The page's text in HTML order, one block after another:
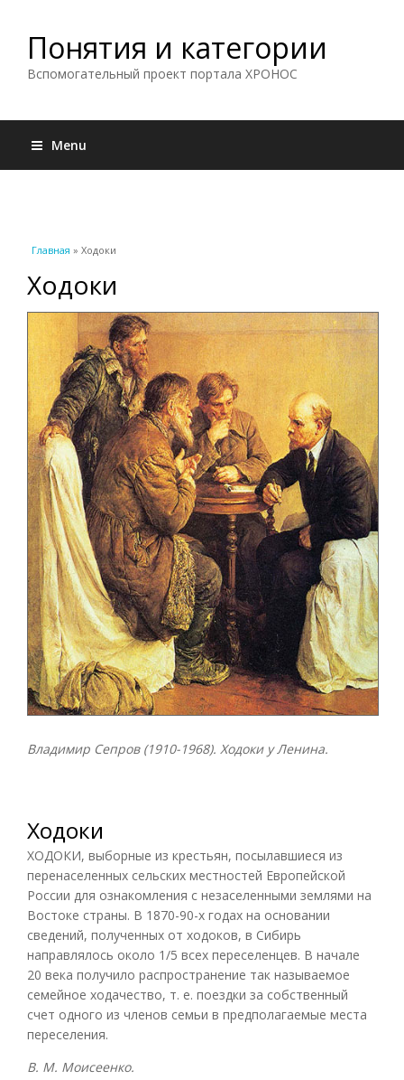
Понятия и категории
Вспомогательный проект портала ХРОНОС
Menu
Вы здесь
Главная » Ходоки
Ходоки
Владимир Сепров (1910-1968). Ходоки у Ленина.
Ходоки
ХОДОКИ, выборные из крестьян, посылавшиеся из
перенаселенных сельских местностей Европейской
России для ознакомления с незаселенными землями на
Востоке страны. В 1870-90-х годах на основании
сведений, полученных от ходоков, в Сибирь
направлялось около 1/5 всех переселенцев. В начале
20 века получило распространение так называемое
семейное ходачество, т. е. поездки за собственный
счет одного из членов семьи в предполагаемые места
переселения.
В. М. Моисеенко.